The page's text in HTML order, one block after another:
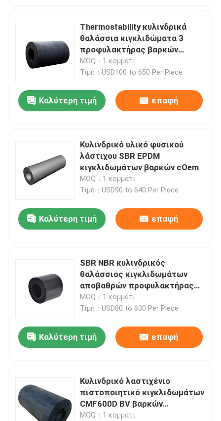
Thermostability κυλινδρικά
θαλάσσια κιγκλιδώματα 3
προφυλακτήρας βαρκών
αποβαθρών MPA
MOQ：1 κομμάτι
Τιμή：USD100 to 650 Per Piece
Καλύτερη τιμή επαφή
Κυλινδρικό υλικό φυσικού
λάστιχου SBR EPDM
κιγκλιδωμάτων βαρκών cOem
MOQ：1 κομμάτι
Τιμή：USD90 to 640 Per Piece
Καλύτερη τιμή επαφή
SBR NBR κυλινδρικός
θαλάσσιος κιγκλιδωμάτων
αποβαθρών προφυλακτήρας
βαρκών σκαφών λαστιχένιος
MOQ：1 κομμάτι
Τιμή：USD80 to 630 Per Piece
Καλύτερη τιμή επαφή
Κυλινδρικό λαστιχένιο
πιστοποιητικό κιγκλιδωμάτων
CMF600D BV βαρκών
ρυμουλκών
MOQ：1 κομμάτι